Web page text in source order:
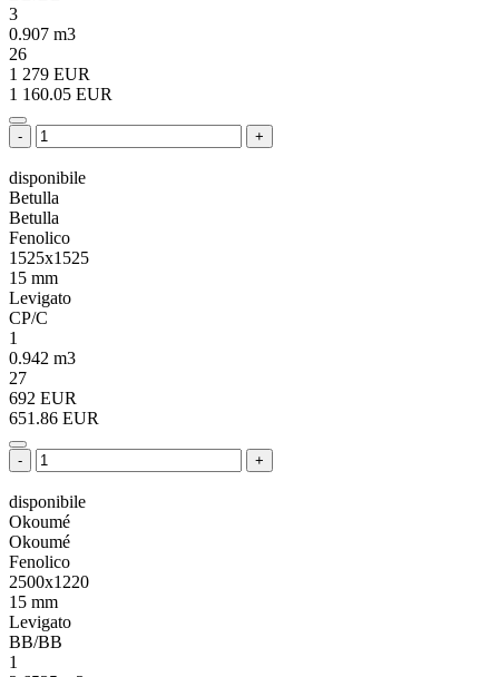
3
0.907 m3
26
1 279 EUR
1 160.05 EUR
- +
disponibile
Betulla
Betulla
Fenolico
1525x1525
15 mm
Levigato
CP/C
1
0.942 m3
27
692 EUR
651.86 EUR
- +
disponibile
Okoumé
Okoumé
Fenolico
2500x1220
15 mm
Levigato
BB/BB
1